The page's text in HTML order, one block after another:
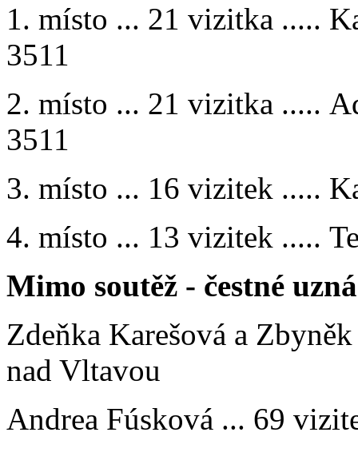
1. místo ... 21 vizitka .....
3511
2. místo ... 21 vizitka .....
3511
3. místo ... 16 vizitek .....
4. místo ... 13 vizitek .....
Mimo soutěž - čestné
Zdeňka Karešová a
nad Vltavou
Andrea Fúsková ... 69